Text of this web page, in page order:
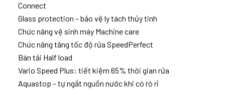
Connect
Glass protection – bảo vệ ly tách thủy tinh
Chức năng vệ sinh máy Machine care
Chức năng tăng tốc độ rửa SpeedPerfect
Bán tải Half load
Vario Speed Plus: tiết kiệm 65% thời gian rửa
Aquastop – tự ngắt nguồn nước khi có rò rỉ